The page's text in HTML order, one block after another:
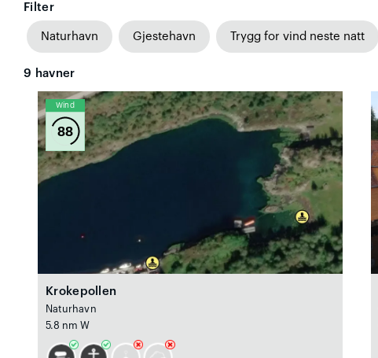
Filter
Naturhavn Gjestehavn Trygg for vind neste natt
9 havner
Wind
88
Krokepollen
Naturhavn
5.8 nm W